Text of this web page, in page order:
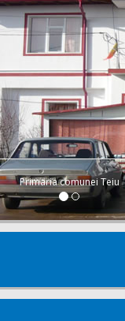
Primaria comunei Teiu